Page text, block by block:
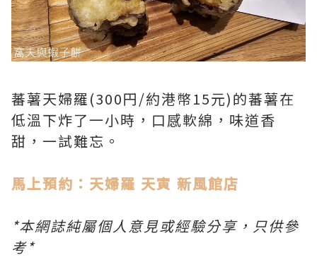
蕃薯天婦羅(300円/約港幣15元)的蕃薯在
低溫下炸了一小時，口感軟綿，味道香
甜，一試難忘。
馬上預約：天婦羅 天寅 新風館店
*本網誌純屬個人意見或經驗分享，只供參
考*